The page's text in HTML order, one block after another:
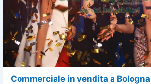
Commerciale in vendita a